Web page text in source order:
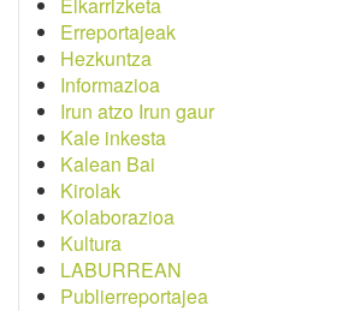
Erreportajeak
Hezkuntza
Informazioa
Irun atzo Irun gaur
Kale inkesta
Kalean Bai
Kirolak
Kolaborazioa
Kultura
LABURREAN
Publierreportajea